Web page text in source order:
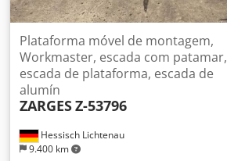
Hessisch Lichtenau
9.400 km
Plataforma móvel de montagem,
Workmaster, escada com patamar,
escada de plataforma, escada de
alumín
ZARGESZ-53796